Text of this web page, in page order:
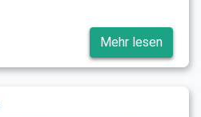
Mehr lesen